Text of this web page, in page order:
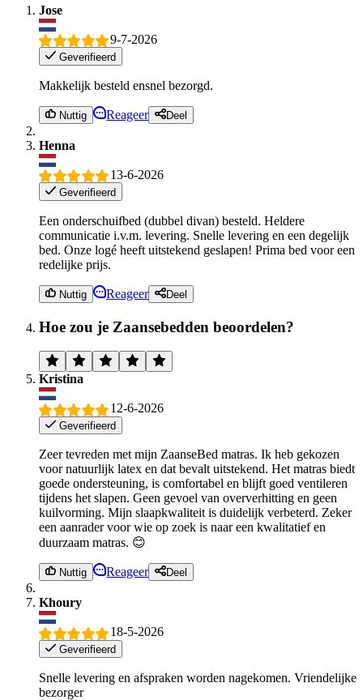
Jose
9-7-2026
Geverifieerd
Makkelijk besteld ensnel bezorgd.
Nuttig Reageer Deel
Henna
13-6-2026
Geverifieerd
Een onderschuifbed (dubbel divan) besteld. Heldere
communicatie i.v.m. levering. Snelle levering en een degelijk
bed. Onze logé heeft uitstekend geslapen! Prima bed voor een
redelijke prijs.
Nuttig Reageer Deel
Hoe zou je Zaansebedden beoordelen?
Kristina
12-6-2026
Geverifieerd
Zeer tevreden met mijn ZaanseBed matras. Ik heb gekozen
voor natuurlijk latex en dat bevalt uitstekend. Het matras biedt
goede ondersteuning, is comfortabel en blijft goed ventileren
tijdens het slapen. Geen gevoel van oververhitting en geen
kuilvorming. Mijn slaapkwaliteit is duidelijk verbeterd. Zeker
een aanrader voor wie op zoek is naar een kwalitatief en
duurzaam matras. 😊
Nuttig Reageer Deel
Khoury
18-5-2026
Geverifieerd
Snelle levering en afspraken worden nagekomen. Vriendelijke
bezorger